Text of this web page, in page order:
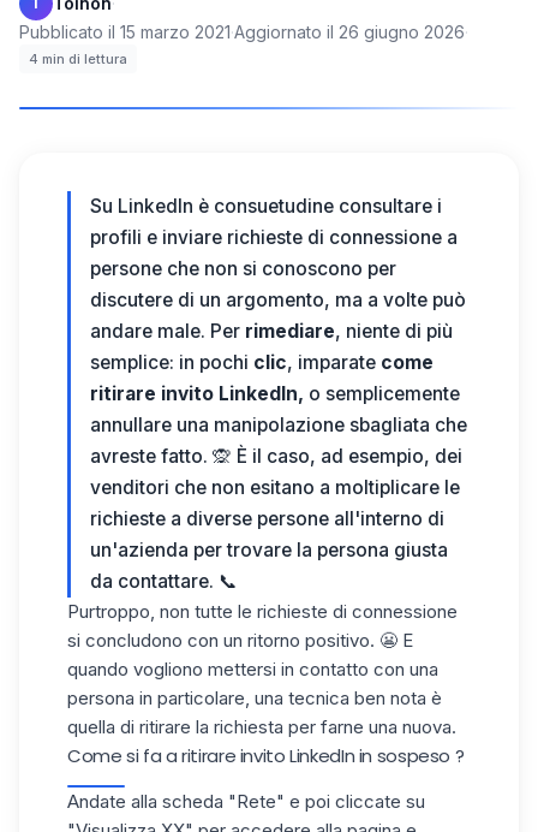
Pubblicato il 15 marzo 2021·Aggiornato il 26 giugno 2026·
4 min di lettura
Su LinkedIn è consuetudine consultare i
profili e inviare richieste di connessione a
persone che non si conoscono per
discutere di un argomento, ma a volte può
andare male. Per rimediare, niente di più
semplice: in pochi clic, imparate come
ritirare invito LinkedIn, o semplicemente
annullare una manipolazione sbagliata che
avreste fatto. 🙊 È il caso, ad esempio, dei
venditori che non esitano a moltiplicare le
richieste a diverse persone all'interno di
un'azienda per trovare la persona giusta
da contattare. 📞
Purtroppo, non tutte le richieste di connessione
si concludono con un ritorno positivo. 😬 E
quando vogliono mettersi in contatto con una
persona in particolare, una tecnica ben nota è
quella di ritirare la richiesta per farne una nuova.
Come si fa a ritirare invito LinkedIn in sospeso ?
Andate alla scheda "Rete" e poi cliccate su